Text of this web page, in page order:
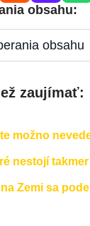
obsahu:
obsahu
zaujímať:
možno
nestojí
Zemi sa